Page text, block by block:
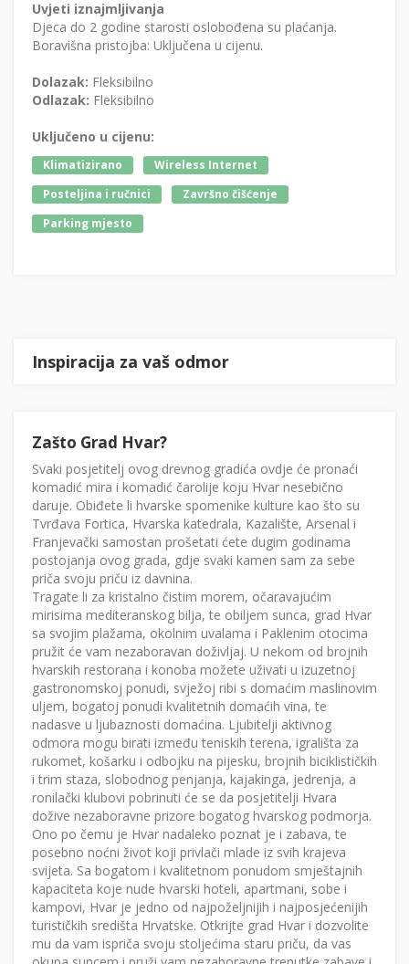
Uvjeti iznajmljivanja
Djeca do 2 godine starosti oslobođena su plaćanja.
Boravišna pristojba: Uključena u cijenu.
Dolazak: Fleksibilno
Odlazak: Fleksibilno
Uključeno u cijenu:
Klimatizirano
Wireless Internet
Posteljina i ručnici
Završno čišćenje
Parking mjesto
Inspiracija za vaš odmor
Zašto Grad Hvar?
Svaki posjetitelj ovog drevnog gradića ovdje će pronaći
komadić mira i komadić čarolije koju Hvar nesebično
daruje. Obiđete li hvarske spomenike kulture kao što su
Tvrđava Fortica, Hvarska katedrala, Kazalište, Arsenal i
Franjevački samostan prošetati ćete dugim godinama
postojanja ovog grada, gdje svaki kamen sam za sebe
priča svoju priču iz davnina.
Tragate li za kristalno čistim morem, očaravajućim
mirisima mediteranskog bilja, te obiljem sunca, grad Hvar
sa svojim plažama, okolnim uvalama i Paklenim otocima
pružit će vam nezaboravan doživljaj. U nekom od brojnih
hvarskih restorana i konoba možete uživati u izuzetnoj
gastronomskoj ponudi, svježoj ribi s domaćim maslinovim
uljem, bogatoj ponudi kvalitetnih domaćih vina, te
nadasve u ljubaznosti domaćina. Ljubitelji aktivnog
odmora mogu birati između teniskih terena, igrališta za
rukomet, košarku i odbojku na pijesku, brojnih biciklističkih
i trim staza, slobodnog penjanja, kajakinga, jedrenja, a
ronilački klubovi pobrinuti će se da posjetitelji Hvara
dožive nezaboravne prizore bogatog hvarskog podmorja.
Ono po čemu je Hvar nadaleko poznat je i zabava, te
posebno noćni život koji privlači mlade iz svih krajeva
svijeta. Sa bogatom i kvalitetnom ponudom smještajnih
kapaciteta koje nude hvarski hoteli, apartmani, sobe i
kampovi, Hvar je jedno od najpoželjnijih i najposjećenijih
turističkih središta Hrvatske. Otkrijte grad Hvar i dozvolite
mu da vam ispriča svoju stoljećima staru priču, da vas